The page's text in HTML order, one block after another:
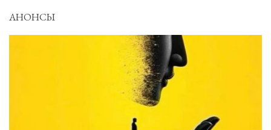
АНОНСЫ